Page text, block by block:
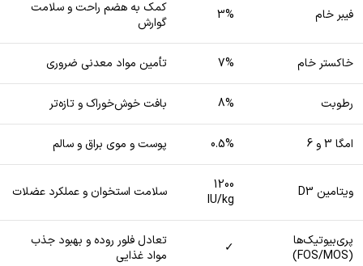
فیبر خام 3%
کمک به هضم راحت و سلامت
گوارش
خاکستر خام 7% تأمین مواد معدنی ضروری
رطوبت 8% بافت خوش‌خوراک و تازه‌تر
امگا 3 و 6 0.5% پوست و موی براق و سالم
ویتامین D3
1200
IU/kg
سلامت استخوان و عملکرد عضلات
پری‌بیوتیک‌ها
(FOS/MOS)
✓
تعادل فلور روده و بهبود جذب
مواد غذایی